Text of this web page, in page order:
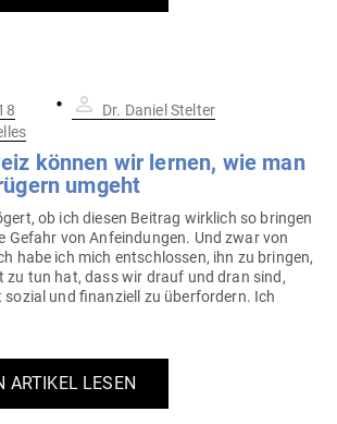
Dr. Daniel Stelter
können wir lernen, wie man
umgeht
ob ich diesen Beitrag wirklich so bringen
Gefahr von Anfein­dungen. Und zwar von
habe ich mich ent­schlossen, ihn zu bringen,
zu tun hat, dass wir drauf und dran sind,
sozial und finan­ziell zu über­fordern. Ich
ARTIKEL LESEN